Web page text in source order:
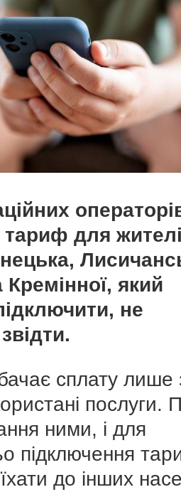
тариф для
Кремінної, який
не
сплату лише
послуги.
ними, і для
підключення
до інших